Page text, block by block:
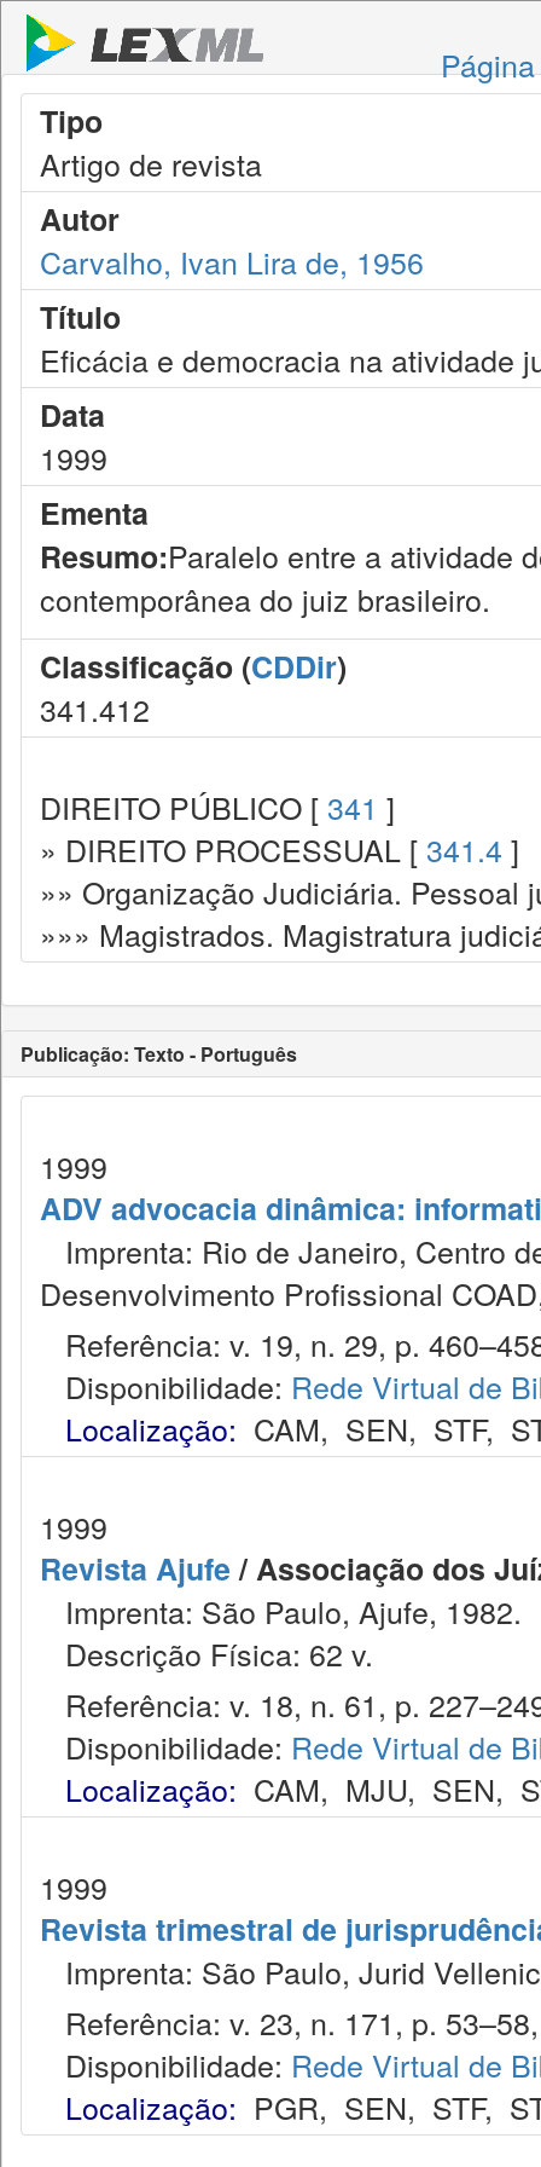
Tipo
Artigo de revista
Autor
Carvalho, Ivan Lira de, 1956
Título
Eficácia e democracia na atividade
Data
1999
Ementa
Resumo:Paralelo entre a atividade
contemporânea do juiz brasileiro.
Classificação (CDDir)
341.412
DIREITO PÚBLICO [ 341 ]
» DIREITO PROCESSUAL [ 341.4 ]
»» Organização Judiciária. Pessoal
»»» Magistrados. Magistratura
Publicação: Texto - Português
1999
ADV advocacia dinâmica:
Imprenta: Rio de Janeiro, Centro
Desenvolvimento Profissional
Referência: v. 19, n. 29, p.
Disponibilidade: Rede Virtual de
Localização: CAM, SEN, STF,
1999
Revista Ajufe/ Associação dos
Imprenta: São Paulo, Ajufe, 1982.
Descrição Física: 62 v.
Referência: v. 18, n. 61, p.
Disponibilidade: Rede Virtual de
Localização: CAM, MJU, SEN,
1999
Revista trimestral de
Imprenta: São Paulo, Jurid
Referência: v. 23, n. 171, p.
Disponibilidade: Rede Virtual de
Localização: PGR, SEN, STF,